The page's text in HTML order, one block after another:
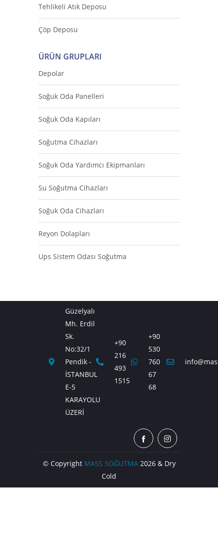
Tehlikeli Atık Deposu
Çöp Deposu
ÜRÜN GRUPLARI
Depolar
Soğuk Oda Panelleri
Soğuk Oda Kapıları
Soğutma Cihazları
Soğuk Oda Yardımcı Ekipmanları
Su Soğutma Cihazları
Soğuk Oda Cihazları
Reyon Dolapları
Ups Sistem Odası Soğutma
Güzelyalı
Mh. Erdil
Sk.
No:32/1
Pendik -
İSTANBUL
E-5
KARAYOLU
ÜZERİ
+90
216
493
1515
+90
530
760
67
68
© CopyrightMASS SOĞUTMA2026 & Dry
Cold